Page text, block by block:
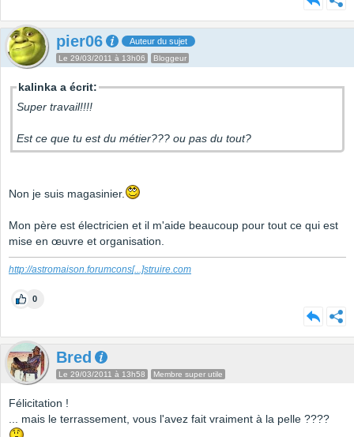
pier06 Auteur du sujet
Le 29/03/2011 à 13h06 Bloggeur
kalinka a écrit:
Super travail!!!!
Est ce que tu est du métier??? ou pas du tout?
Non je suis magasinier.
Mon père est électricien et il m'aide beaucoup pour tout ce qui est
mise en œuvre et organisation.
http://astromaison.forumcons[...]struire.com
0
Bred
Le 29/03/2011 à 13h58 Membre super utile
Félicitation !
... mais le terrassement, vous l'avez fait vraiment à la pelle ????